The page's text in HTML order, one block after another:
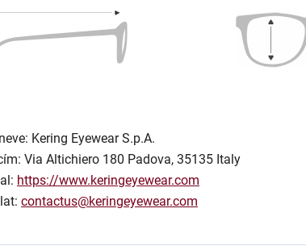
Kering Eyewear S.p.A.
Via Altichiero 180 Padova, 35135 Italy
https://www.keringeyewear.com
contactus@keringeyewear.com